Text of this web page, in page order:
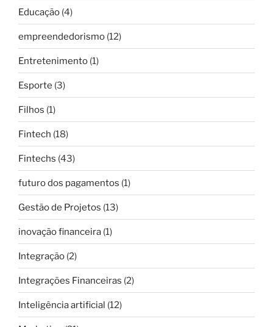
Educação (4)
empreendedorismo (12)
Entretenimento (1)
Esporte (3)
Filhos (1)
Fintech (18)
Fintechs (43)
futuro dos pagamentos (1)
Gestão de Projetos (13)
inovação financeira (1)
Integração (2)
Integrações Financeiras (2)
Inteligência artificial (12)